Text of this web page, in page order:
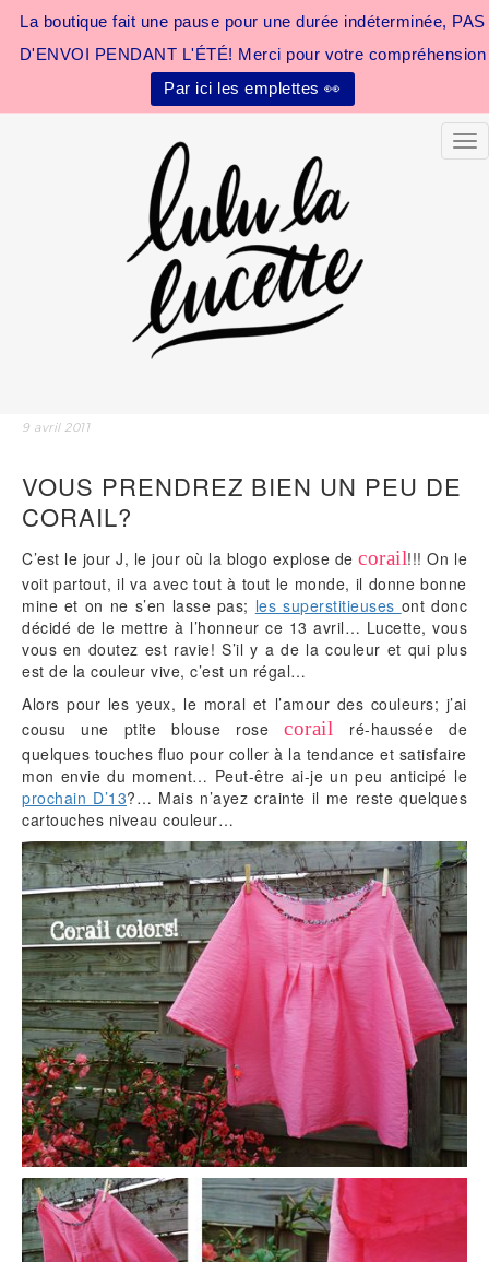
La boutique fait une pause pour une durée indéterminée, PAS
D'ENVOI PENDANT L'ÉTÉ! Merci pour votre compréhension
Par ici les emplettes 👀
9 avril 2011
VOUS PRENDREZ BIEN UN PEU DE
CORAIL?
C’est le jour J, le jour où la blogo explose decorail!!! On le
voit partout, il va avec tout à tout le monde, il donne bonne
mine et on ne s’en lasse pas; les superstitieuses ont donc
décidé de le mettre à l’honneur ce 13 avril… Lucette, vous
vous en doutez est ravie! S’il y a de la couleur et qui plus
est de la couleur vive, c’est un régal…
Alors pour les yeux, le moral et l’amour des couleurs; j’ai
cousu une ptite blouse rosecorail ré-haussée de
quelques touches fluo pour coller à la tendance et satisfaire
mon envie du moment… Peut-être ai-je un peu anticipé le
prochain D’13?… Mais n’ayez crainte il me reste quelques
cartouches niveau couleur…